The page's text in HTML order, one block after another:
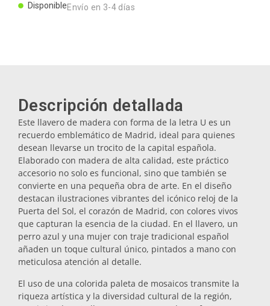
Llaveros
Posavasos
Tapones
Aceiteras
Salvamanteles
Vasos
DisponibleEnvío en 3-4 días
Descripción detallada
Este llavero de madera con forma de la letra U es un
recuerdo emblemático de Madrid, ideal para quienes
desean llevarse un trocito de la capital española.
Elaborado con madera de alta calidad, este práctico
accesorio no solo es funcional, sino que también se
convierte en una pequeña obra de arte. En el diseño
destacan ilustraciones vibrantes del icónico reloj de la
Puerta del Sol, el corazón de Madrid, con colores vivos
que capturan la esencia de la ciudad. En el llavero, un
perro azul y una mujer con traje tradicional español
añaden un toque cultural único, pintados a mano con
meticulosa atención al detalle.
El uso de una colorida paleta de mosaicos transmite la
riqueza artística y la diversidad cultural de la región,